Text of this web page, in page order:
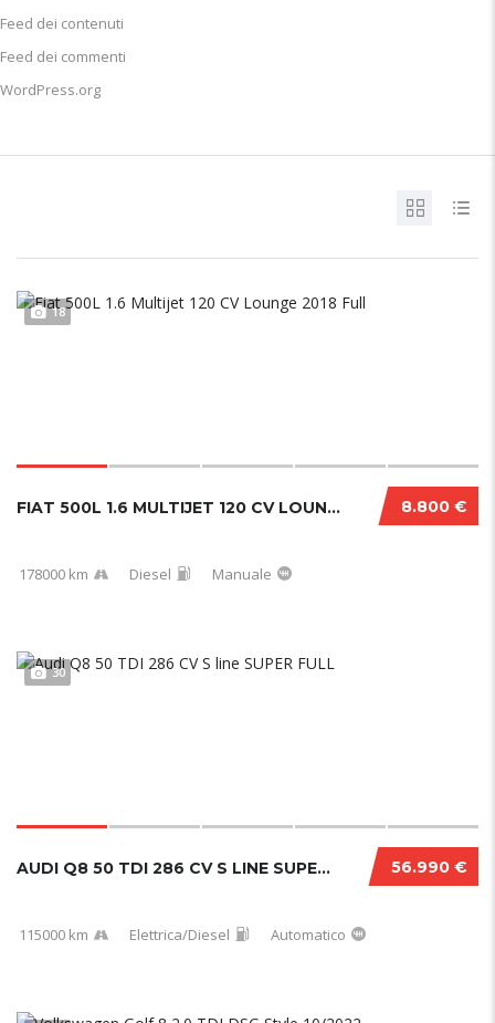
Feed dei contenuti
Feed dei commenti
WordPress.org
18
8.800 €
FIAT 500L 1.6 MULTIJET 120 CV LOUNGE 2018 FU...
178000 km Diesel Manuale
30
56.990 €
AUDI Q8 50 TDI 286 CV S LINE SUPER FULL
115000 km Elettrica/Diesel Automatico